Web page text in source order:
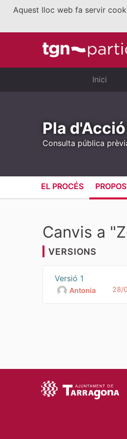
Aquest lloc web fa servir
Inici
Pla
Consulta pública
EL PROCÉS
Canvis a
VERSIONS
Versió 1
Antonia 28/